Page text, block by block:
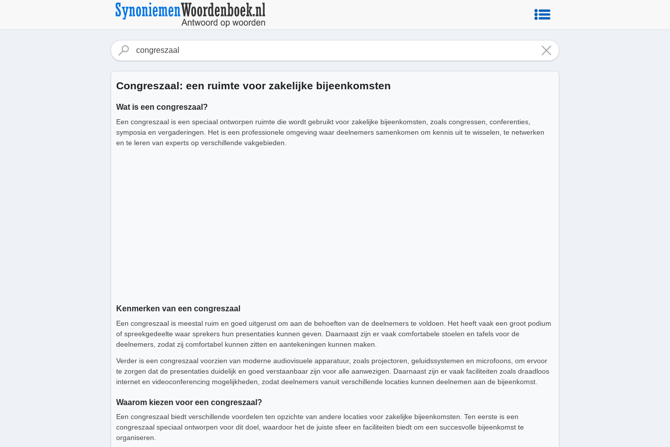
Congreszaal: een ruimte voor zakelijke bijeenkomsten
Wat is een congreszaal?
Een congreszaal is een speciaal ontworpen ruimte die wordt gebruikt voor zakelijke bijeenkomsten, zoals congressen, conferenties,
symposia en vergaderingen. Het is een professionele omgeving waar deelnemers samenkomen om kennis uit te wisselen, te netwerken
en te leren van experts op verschillende vakgebieden.
Kenmerken van een congreszaal
Een congreszaal is meestal ruim en goed uitgerust om aan de behoeften van de deelnemers te voldoen. Het heeft vaak een groot podium
of spreekgedeelte waar sprekers hun presentaties kunnen geven. Daarnaast zijn er vaak comfortabele stoelen en tafels voor de
deelnemers, zodat zij comfortabel kunnen zitten en aantekeningen kunnen maken.
Verder is een congreszaal voorzien van moderne audiovisuele apparatuur, zoals projectoren, geluidssystemen en microfoons, om ervoor
te zorgen dat de presentaties duidelijk en goed verstaanbaar zijn voor alle aanwezigen. Daarnaast zijn er vaak faciliteiten zoals draadloos
internet en videoconferencing mogelijkheden, zodat deelnemers vanuit verschillende locaties kunnen deelnemen aan de bijeenkomst.
Waarom kiezen voor een congreszaal?
Een congreszaal biedt verschillende voordelen ten opzichte van andere locaties voor zakelijke bijeenkomsten. Ten eerste is een
congreszaal speciaal ontworpen voor dit doel, waardoor het de juiste sfeer en faciliteiten biedt om een succesvolle bijeenkomst te
organiseren.